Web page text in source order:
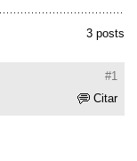
3 posts
#1
Citar